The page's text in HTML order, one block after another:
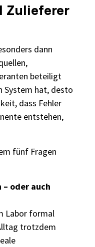
Zulieferer
dann
beteiligt
System hat, desto
dass Fehler
entstehen,
fünf Fragen
oder auch
Labor formal
trotzdem